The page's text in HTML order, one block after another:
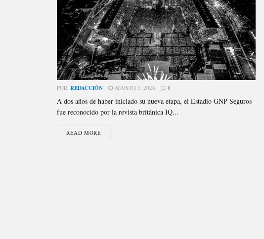
POR: REDACCIÓN AGOSTO 5, 2026 0
A dos años de haber iniciado su nueva etapa, el Estadio GNP Seguros
fue reconocido por la revista británica IQ...
READ MORE